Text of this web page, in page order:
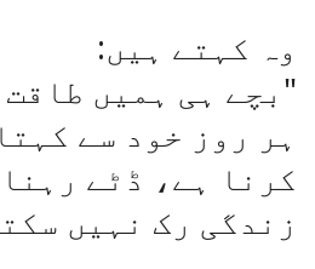
وہ کہتے ہیں:
"بچے ہی ہمیں
ہر روز خود سے
کرنا ہے، ڈٹے
زندگی رک نہیں